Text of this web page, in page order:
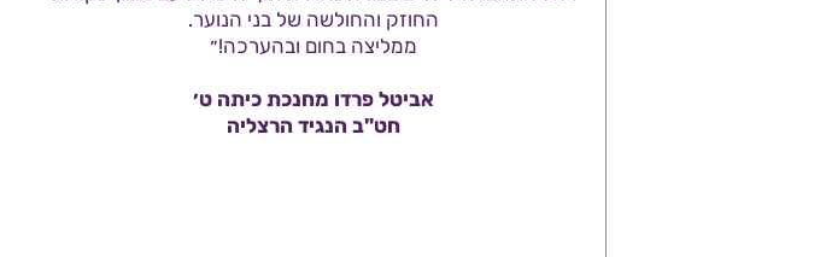
החוזק והחולשה של בני הנוער.
ממליצה בחום ובהערכה!״
אביטל פרדו מחנכת כיתה ט׳
חט"ב הנגיד הרצליה